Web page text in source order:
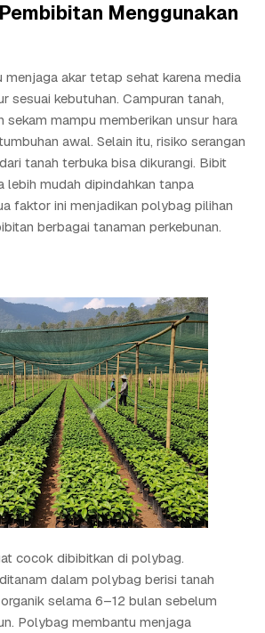
Menggunakan
akar tetap sehat karena media
sesuai kebutuhan. Campuran tanah,
sekam mampu memberikan unsur hara
awal. Selain itu, risiko serangan
tanah terbuka bisa dikurangi. Bibit
lebih mudah dipindahkan tanpa
faktor ini menjadikan polybag pilihan
berbagai tanaman perkebunan.
cocok dibibitkan di polybag.
dalam polybag berisi tanah
selama 6–12 bulan sebelum
Polybag membantu menjaga